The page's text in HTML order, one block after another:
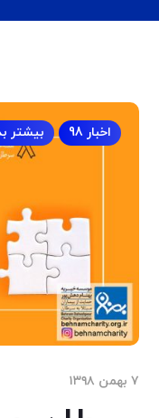
اخبار 98 بیشتر
۷ بهمن ۱۳۹۸